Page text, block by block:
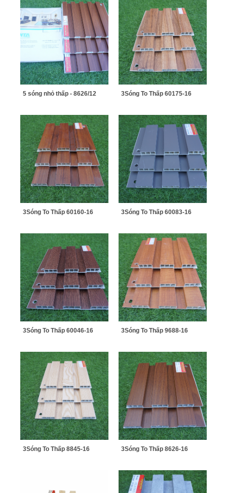
5 sóng nhỏ thấp - 8626/12 3Sóng To Thấp 60175-16
3Sóng To Thấp 60160-16 3Sóng To Thấp 60083-16
3Sóng To Thấp 60046-16 3Sóng To Thấp 9688-16
3Sóng To Thấp 8845-16 3Sóng To Thấp 8626-16